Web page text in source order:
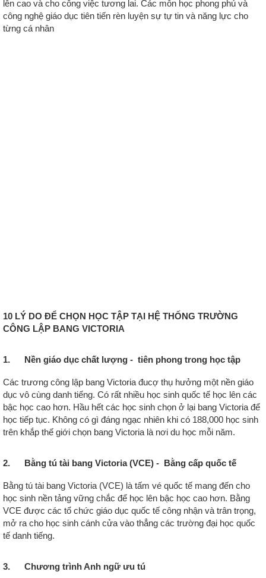
lên cao và cho công việc tương lai. Các môn học phong phú và
công nghệ giáo dục tiên tiến rèn luyện sự tự tin và năng lực cho
từng cá nhân
10 LÝ DO ĐỂ CHỌN HỌC TẬP TẠI HỆ THỐNG TRƯỜNG
CÔNG LẬP BANG VICTORIA
1. Nền giáo dục chất lượng - tiên phong trong học tập
Các trương công lập bang Victoria đucợ thụ hưởng một nền giáo
dục vô cùng danh tiếng. Có rất nhiều học sinh quốc tế học lên các
bậc học cao hơn. Hầu hết các học sinh chọn ở lại bang Victoria để
học tiếp tục. Không có gì đáng ngạc nhiên khi có 188,000 học sinh
trên khắp thế giới chọn bang Victoria là nơi du học mỗi năm.
2. Bằng tú tài bang Victoria (VCE) - Bằng cấp quốc tế
Bằng tú tài bang Victoria (VCE) là tấm vé quốc tế mang đến cho
học sinh nền tảng vững chắc để học lên bậc học cao hơn. Bằng
VCE được các tổ chức giáo dục quốc tế công nhận và trân trọng,
mở ra cho học sinh cánh cửa vào thẳng các trường đại học quốc
tế danh tiếng.
3. Chương trình Anh ngữ ưu tú